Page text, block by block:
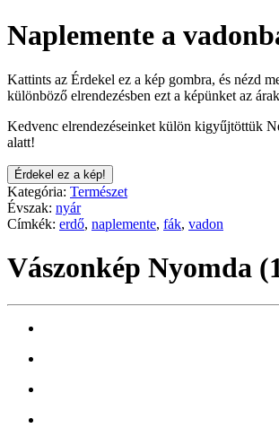
Naplemente a
Kattints az Érdekel ez a kép gombra, és nézd
különböző elrendezésben ezt a képünket az
Kedvenc elrendezéseinket külön kigyűjtöttük
alatt!
Érdekel ez a kép!
Kategória: Természet
Évszak: nyár
Címkék: erdő, naplemente, fák, vadon
Vászonkép Nyomda